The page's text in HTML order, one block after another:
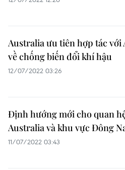
Australia ưu tiên hợp tác với
về chống biến đổi khí hậu
12/07/2022 03:26
Định hướng mới cho quan
Australia và khu vực Đông
11/07/2022 03:43